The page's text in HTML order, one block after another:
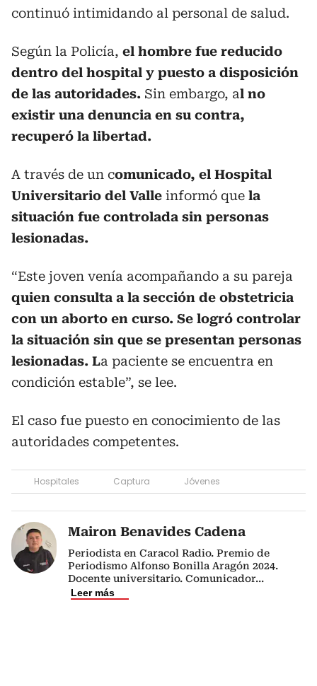
continuó intimidando al personal de salud.
Según la Policía, el hombre fue reducido
dentro del hospital y puesto a disposición
de las autoridades. Sin embargo, al no
existir una denuncia en su contra,
recuperó la libertad.
A través de un comunicado, el Hospital
Universitario del Valle informó que la
situación fue controlada sin personas
lesionadas.
“Este joven venía acompañando a su pareja
quien consulta a la sección de obstetricia
con un aborto en curso. Se logró controlar
la situación sin que se presentan personas
lesionadas. La paciente se encuentra en
condición estable”, se lee.
El caso fue puesto en conocimiento de las
autoridades competentes.
Hospitales Captura Jóvenes
Mairon Benavides Cadena
Periodista en Caracol Radio. Premio de
Periodismo Alfonso Bonilla Aragón 2024.
Docente universitario. Comunicador...
Leer más